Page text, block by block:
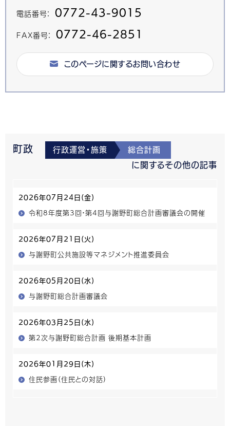
電話番号： 0772-43-9015
FAX番号： 0772-46-2851
このページに関するお問い合わせ
町政 行政運営・施策 総合計画
に関するその他の記事
2026年07月24日(金)
令和8年度第3回・第4回与謝野町総合計画審議会の開催
2026年07月21日(火)
与謝野町公共施設等マネジメント推進委員会
2026年05月20日(水)
与謝野町総合計画審議会
2026年03月25日(水)
第2次与謝野町総合計画 後期基本計画
2026年01月29日(木)
住民参画（住民との対話）